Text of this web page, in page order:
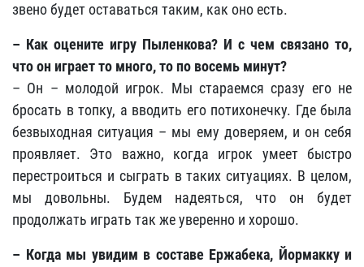
звено будет оставаться таким, как оно есть.
– Как оцените игру Пыленкова? И с чем связано то,
что он играет то много, то по восемь минут?
– Он – молодой игрок. Мы стараемся сразу его не
бросать в топку, а вводить его потихонечку. Где была
безвыходная ситуация – мы ему доверяем, и он себя
проявляет. Это важно, когда игрок умеет быстро
перестроиться и сыграть в таких ситуациях. В целом,
мы довольны. Будем надеяться, что он будет
продолжать играть так же уверенно и хорошо.
– Когда мы увидим в составе Ержабека, Йормакку и